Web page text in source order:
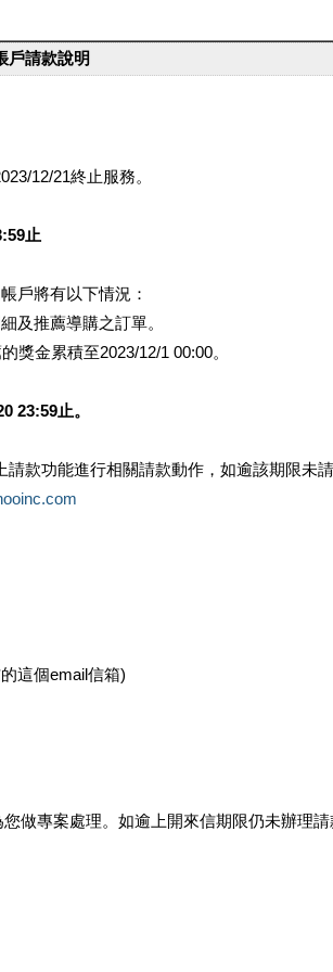
戶請款說明
12/21終止服務。
止
戶將有以下情況：
及推薦導購之訂單。
獎金累積至2023/12/1 00:00。
23:59止。
款功能進行相關請款動作，如逾該期限未
這個email信箱)
做專案處理。如逾上開來信期限仍未辦理